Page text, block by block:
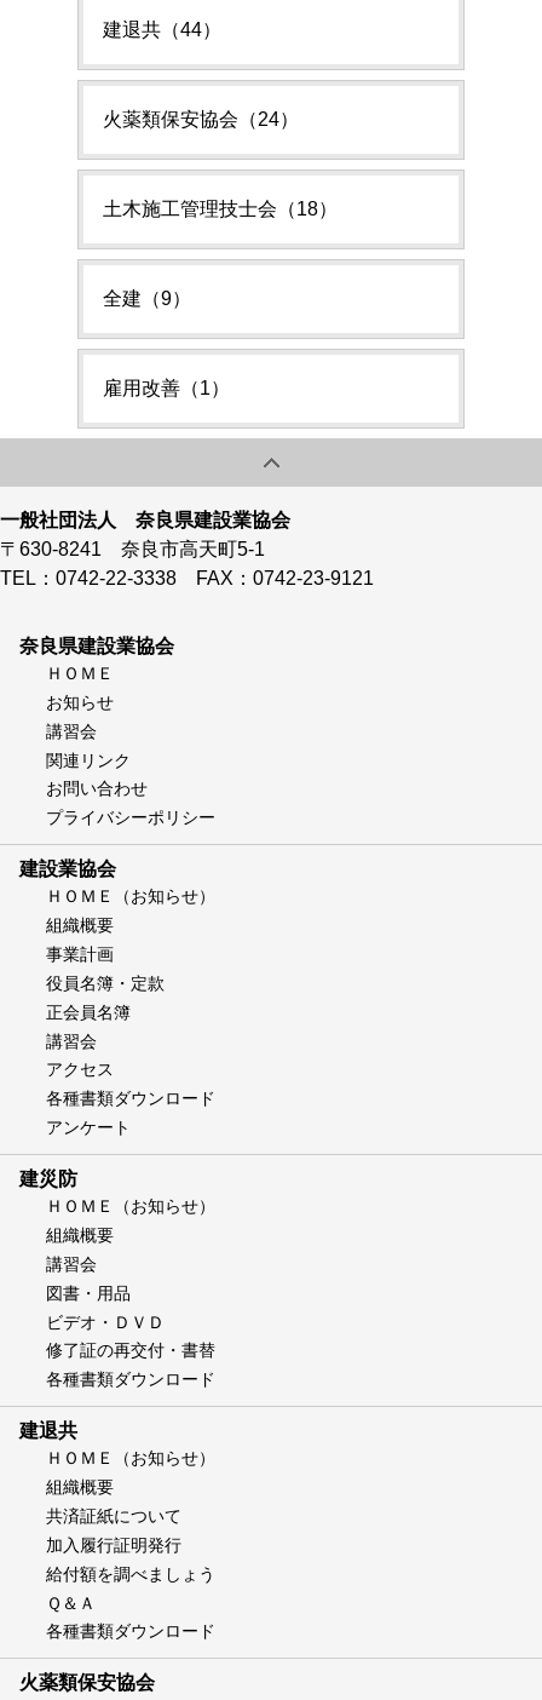
建退共（44）
火薬類保安協会（24）
土木施工管理技士会（18）
全建（9）
雇用改善（1）
一般社団法人 奈良県建設業協会
〒630-8241 奈良市高天町5-1
TEL：0742-22-3338 FAX：0742-23-9121
奈良県建設業協会
ＨＯＭＥ
お知らせ
講習会
関連リンク
お問い合わせ
プライバシーポリシー
建設業協会
ＨＯＭＥ（お知らせ）
組織概要
事業計画
役員名簿・定款
正会員名簿
講習会
アクセス
各種書類ダウンロード
アンケート
建災防
ＨＯＭＥ（お知らせ）
組織概要
講習会
図書・用品
ビデオ・ＤＶＤ
修了証の再交付・書替
各種書類ダウンロード
建退共
ＨＯＭＥ（お知らせ）
組織概要
共済証紙について
加入履行証明発行
給付額を調べましょう
Ｑ＆Ａ
各種書類ダウンロード
火薬類保安協会